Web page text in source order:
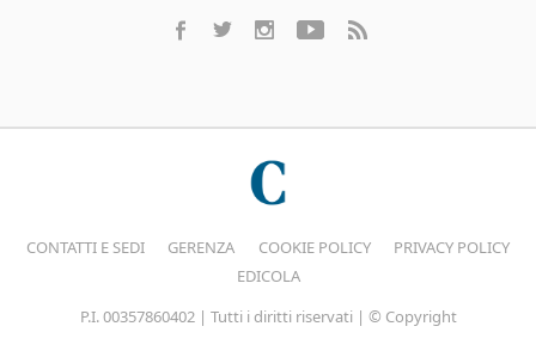
CONTATTI E SEDI GERENZA COOKIE POLICY
PRIVACY POLICY
EDICOLA
P.I. 00357860402 | Tutti i diritti riservati | © Copyright